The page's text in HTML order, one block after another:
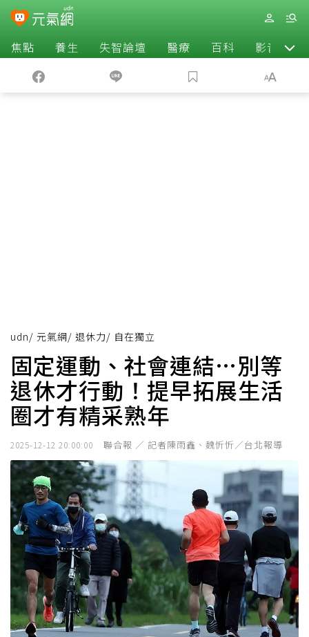
焦點 養生 失智論壇 醫療 百科 影音
udn/ 元氣網/ 退休力/ 自在獨立
固定運動、社會連結…別等
退休才行動！提早拓展生活
圈才有精采熟年
2025-12-12 20:00:00 聯合報 ／ 記者陳雨鑫、魏忻忻／台北報導